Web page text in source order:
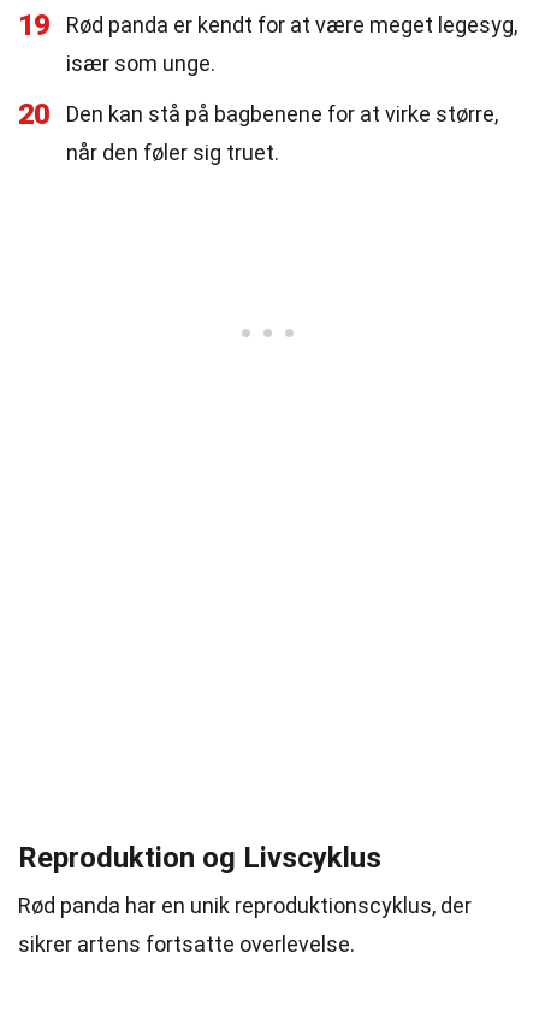
19
Rød panda er kendt for at være meget legesyg,
især som unge.
20
Den kan stå på bagbenene for at virke større,
når den føler sig truet.
Reproduktion og Livscyklus
Rød panda har en unik reproduktionscyklus, der
sikrer artens fortsatte overlevelse.